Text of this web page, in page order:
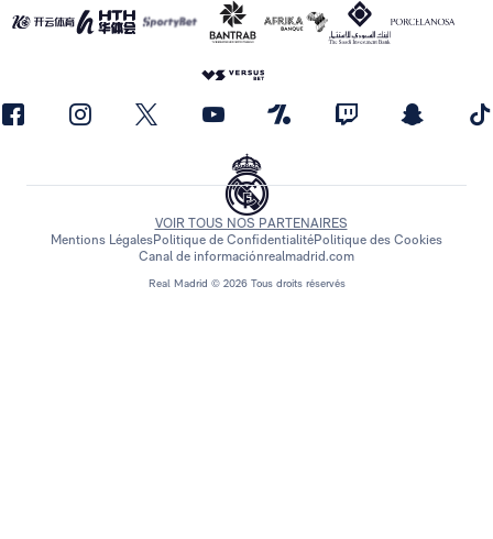
Real Madrid © 2026 Tous droits réservés
VOIR TOUS NOS PARTENAIRES
Mentions LégalesPolitique de ConfidentialitéPolitique des Cookies
Canal de informaciónrealmadrid.com